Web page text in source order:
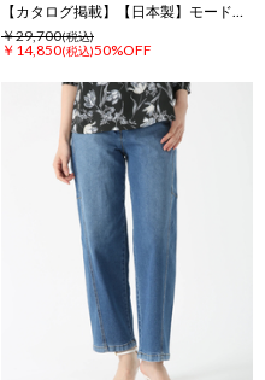
【カタログ掲載】【日本製】モードフラワー Tシャツ
￥29,700(税込)
￥14,850(税込)50%OFF